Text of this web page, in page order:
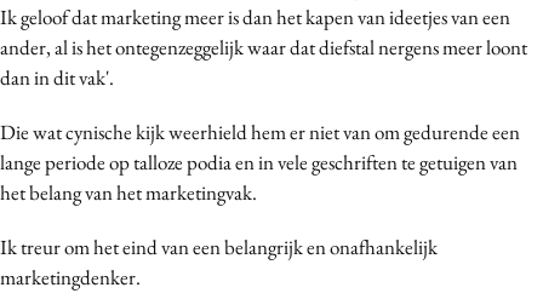
Purpose Marketing
Reputatie & crisis
Ik geloof dat marketing meer is dan het kapen van ideetjes van een
ander, al is het ontegenzeggelijk waar dat diefstal nergens meer loont
dan in dit vak'.
Die wat cynische kijk weerhield hem er niet van om gedurende een
lange periode op talloze podia en in vele geschriften te getuigen van
het belang van het marketingvak.
Ik treur om het eind van een belangrijk en onafhankelijk
marketingdenker.